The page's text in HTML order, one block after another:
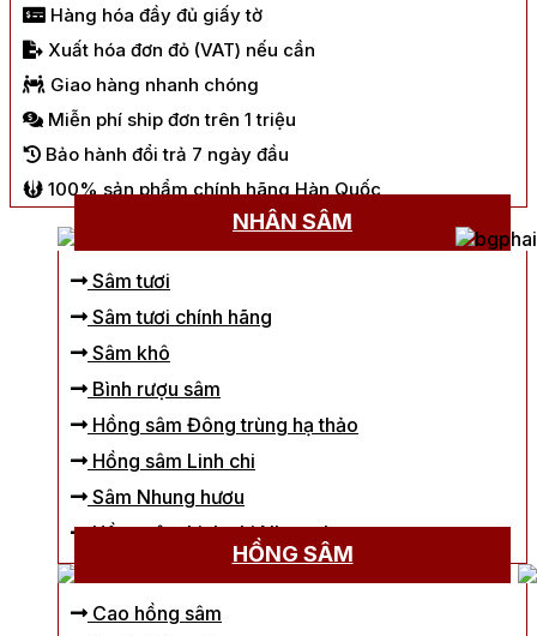
Hàng hóa đầy đủ giấy tờ
Xuất hóa đơn đỏ (VAT) nếu cần
Giao hàng nhanh chóng
Miễn phí ship đơn trên 1 triệu
Bảo hành đổi trả 7 ngày đầu
100% sản phẩm chính hãng Hàn Quốc
NHÂN SÂM
Sâm tươi
Sâm tươi chính hãng
Sâm khô
Bình rượu sâm
Hồng sâm Đông trùng hạ thảo
Hồng sâm Linh chi
Sâm Nhung hươu
Hồng sâm Linh chi Nhung hươu
HỒNG SÂM
Cao hồng sâm